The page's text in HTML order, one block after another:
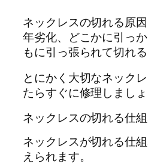
ネックレスの切れる原
年劣化、どこかに引っ
もに引っ張られて切れる
とにかく大切なネック
たらすぐに修理しましょ
ネックレスの切れる仕
ネックレスが切れる仕
えられます。